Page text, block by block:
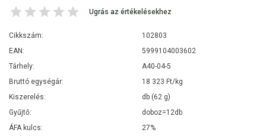
Ugrás az értékelésekhez
Cikkszám:
102803
EAN:
5999104003602
Tárhely:
A40-04-5
Bruttó egységár:
18 323 Ft/kg
Kiszerelés:
db (62 g)
Gyűjtő:
doboz=12db
ÁFA kulcs:
27%